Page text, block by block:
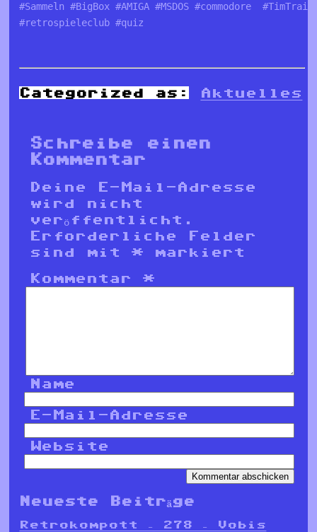
#Sammeln #BigBox #AMIGA #MSDOS #commodore
#retrospieleclub #quiz
Categorized as: Aktuelles
Schreibe einen
Kommentar
Deine E-Mail-Adresse
wird nicht
veröffentlicht.
Erforderliche Felder
sind mit* markiert
Kommentar*
Name
E-Mail-Adresse
Website
Neueste Beiträge
Retrokompott – 278 – Vobis